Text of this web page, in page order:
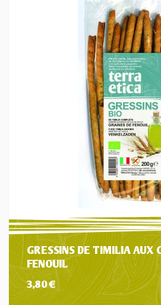
GRESSINS DE TIMILIA AUX
FENOUIL
3,80€